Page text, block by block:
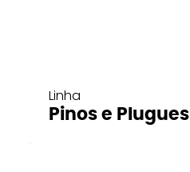
Linha
Pinos e Plugues